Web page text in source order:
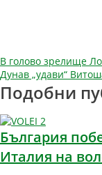
Навигация
В голово зрелище
Дунав „удави“
Подобни
България
Италия на